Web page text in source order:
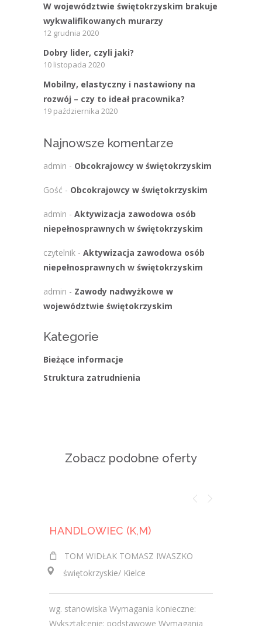
W województwie świętokrzyskim brakuje
wykwalifikowanych murarzy
12 grudnia 2020
Dobry lider, czyli jaki?
10 listopada 2020
Mobilny, elastyczny i nastawiony na
rozwój – czy to ideał pracownika?
19 października 2020
Najnowsze komentarze
admin - Obcokrajowcy w świętokrzyskim
Gość - Obcokrajowcy w świętokrzyskim
admin - Aktywizacja zawodowa osób
niepełnosprawnych w świętokrzyskim
czytelnik - Aktywizacja zawodowa osób
niepełnosprawnych w świętokrzyskim
admin - Zawody nadwyżkowe w
województwie świętokrzyskim
Kategorie
Bieżące informacje
Struktura zatrudnienia
Zobacz podobne oferty
HANDLOWIEC (K,M)
TOM WIDŁAK TOMASZ IWASZKO
świętokrzyskie/ Kielce
wg. stanowiska Wymagania konieczne:
Wykształcenie: podstawowe Wymagania